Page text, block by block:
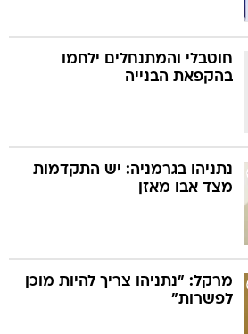
חוטבלי והמתנחלים ילחמו
בהקפאת הבנייה
נתניהו בגרמניה: יש התקדמות
מצד אבו מאזן
מרקל: "נתניהו צריך להיות מוכן
לפשרות"